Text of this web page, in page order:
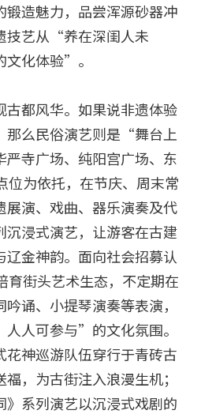
锻造魅力，品尝浑源砂器冲
技艺从“养在深闺人未
化体验”。
都风华。如果说非遗体验
么民俗演艺则是“舞台上
寺广场、纯阳宫广场、东
位为依托，在节庆、周末常
展演、戏曲、器乐演奏及代
沉浸式演艺，让游客在古建
金神韵。面向社会招募认
育街头艺术生态，不定期在
诵、小提琴演奏等表演，
人可参与”的文化氛围。
花神巡游队伍穿行于青砖古
，为古街注入浪漫生机；
》系列演艺以沉浸式戏剧的